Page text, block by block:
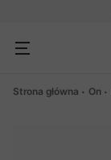
Strona główna On